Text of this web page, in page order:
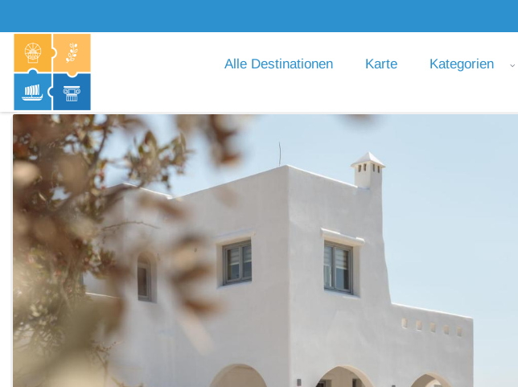
Alle Destinationen Karte Kategorien